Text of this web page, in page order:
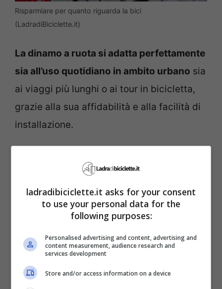
Risparmiare per quanto riguarda la bici
(LadradiBiciclette.it)
La dinamo a ruota si adatta perfettamente
sia all’uso quotidiano in ambito urbano sia
ai viaggi più lunghi o ai tour in bicicletta,
grazie alla sua affidabilità e alla facilità di
installazione.
essenziale scegliere tra modello destro o
sinistro in base alla posizione di
montaggio sulla biciclettaper assicurarsi
correttamente ed essere efficacemente
premuto contro il pneumatico.
ladradibiciclette.it asks for your consent
to use your personal data for the
following purposes:
Personalised advertising and content, advertising and
content measurement, audience research and
services development
Store and/or access information on a device